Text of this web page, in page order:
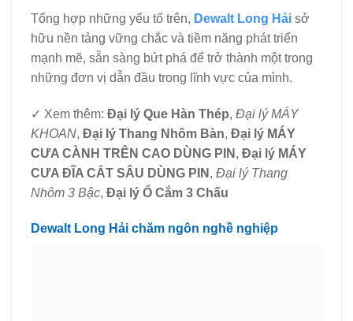
Tổng hợp những yếu tố trên, Dewalt Long Hải sở
hữu nền tảng vững chắc và tiềm năng phát triển
mạnh mẽ, sẵn sàng bứt phá để trở thành một trong
những đơn vị dẫn đầu trong lĩnh vực của mình.
✓ Xem thêm: Đại lý Que Hàn Thép, Đại lý MÁY
KHOAN, Đại lý Thang Nhôm Bàn, Đại lý MÁY
CƯA CÀNH TRÊN CAO DÙNG PIN , Đại lý MÁY
CƯA ĐĨA CẮT SÂU DÙNG PIN , Đại lý Thang
Nhôm 3 Bậc, Đại lý Ổ Cắm 3 Chấu
Dewalt Long Hải chăm ngôn nghề nghiệp